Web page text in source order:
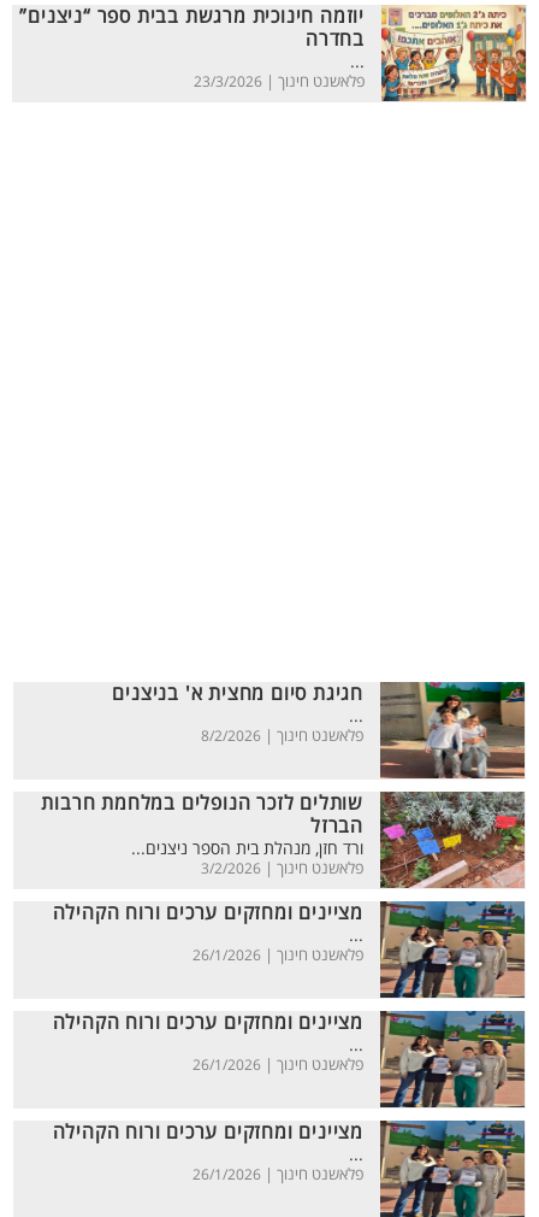
יוזמה חינוכית מרגשת בבית ספר “ניצנים”
בחדרה
...
פלאשנט חינוך | 23/3/2026
חגיגת סיום מחצית א' בניצנים
...
פלאשנט חינוך | 8/2/2026
שותלים לזכר הנופלים במלחמת חרבות
הברזל
ורד חזן, מנהלת בית הספר ניצנים...
פלאשנט חינוך | 3/2/2026
מציינים ומחזקים ערכים ורוח הקהילה
...
פלאשנט חינוך | 26/1/2026
מציינים ומחזקים ערכים ורוח הקהילה
...
פלאשנט חינוך | 26/1/2026
מציינים ומחזקים ערכים ורוח הקהילה
...
פלאשנט חינוך | 26/1/2026